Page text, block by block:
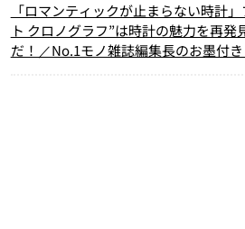
「ロマンティックが止まらない時計
ト クロノグラフ”は時計の魅力を再
だ！／No.1モノ雑誌編集長のお墨付